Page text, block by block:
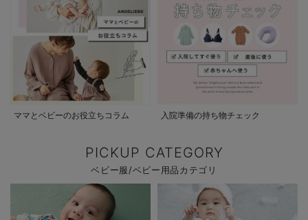
ママとベビーのお役立ちコラム 入院準備の持ち物チェック
PICKUP CATEGORY
ベビー服/ベビー用品カテゴリ